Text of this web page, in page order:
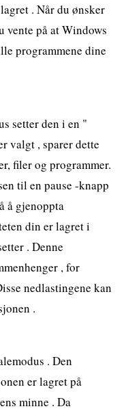
. Når du ønsker
vente på at Windows
programmene dine
setter den i en "
valgt , sparer dette
filer og programmer.
til en pause -knapp
å gjenoppta
din er lagret i
. Denne
, for
nedlastingene kan
.
. Den
er lagret på
minne . Da